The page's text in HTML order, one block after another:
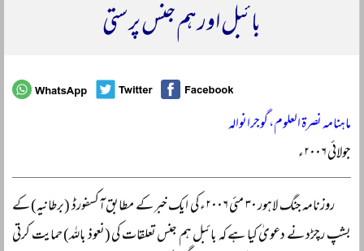
بائبل اور ہم جنس پرستی
ماہنامہ نصرۃ العلوم، گوجرانوالہ
جولائی ۲۰۰۶ء
روزنامہ جنگ لاہور ۳۰ مئی ۲۰۰۶ء کی ایک خبر کے مطابق آکسفورڈ (برطانیہ) کے
بشپ رچڑد نے دعویٰ کیا ہے کہ بائبل ہم جنس تعلقات کی (نعوذ باللہ) حمایت کرتی